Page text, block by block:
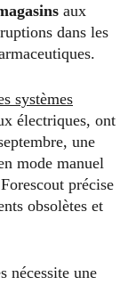
aux
dans les
systèmes
électriques, ont
une
mode manuel
précise
obsolètes et
nécessite une